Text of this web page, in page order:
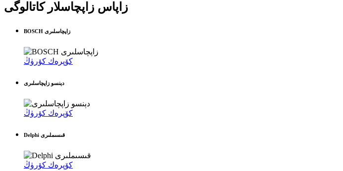
زاپاس زاپچاسلار كاتالوگى
BOSCH زاپچاسلىرى
كۆپرەك كۆرۈڭ
دېنسو زاپچاسلىرى
كۆپرەك كۆرۈڭ
Delphi قىسىملىرى
كۆپرەك كۆرۈڭ